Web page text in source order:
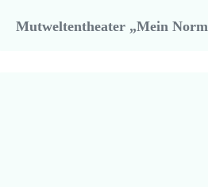
Mutweltentheater „Mein